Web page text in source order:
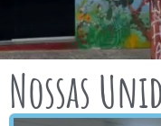
Nossas